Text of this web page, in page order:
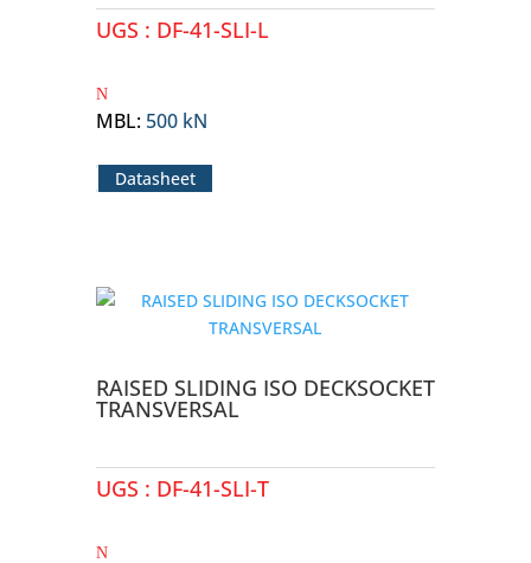
UGS : DF-41-SLI-L
MBL: 500 kN
Datasheet
RAISED SLIDING ISO DECKSOCKET
TRANSVERSAL
UGS : DF-41-SLI-T